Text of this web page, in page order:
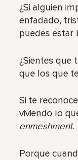
¿Si alguien
enfadado,
puedes estar
¿Sientes que
que los que
Si te
viviendo lo
enmeshment.
Porque